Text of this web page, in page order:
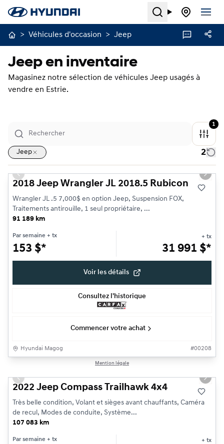
Search
> Véhicules d'occasion > Jeep
Jeep en inventaire
Magasinez notre sélection de véhicules Jeep usagés à
vendre en Estrie.
1
Jeep 2
Très bonne offre
Previous slide Next
2018 Jeep Wrangler JL 2018.5 Rubicon
Wrangler JL .5 7,000$ en option Jeep, Suspension FOX,
Traitements antirouille, 1 seul propriétaire, ...
91 189 km
Par semaine + tx
153 $*
+ tx
31 991 $*
Voir les détails
Consultez l'historique
Commencer votre achat
Hyundai Magog #00208
Mention légale
Previous slide Next
2022 Jeep Compass Trailhawk 4x4
Très belle condition, Volant et sièges avant chauffants, Caméra
de recul, Modes de conduite, Système...
107 083 km
Par semaine + tx + tx